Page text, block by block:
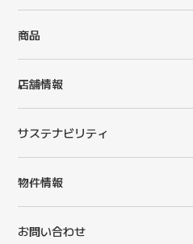
商品
店舗情報
サステナビリティ
物件情報
お問い合わせ